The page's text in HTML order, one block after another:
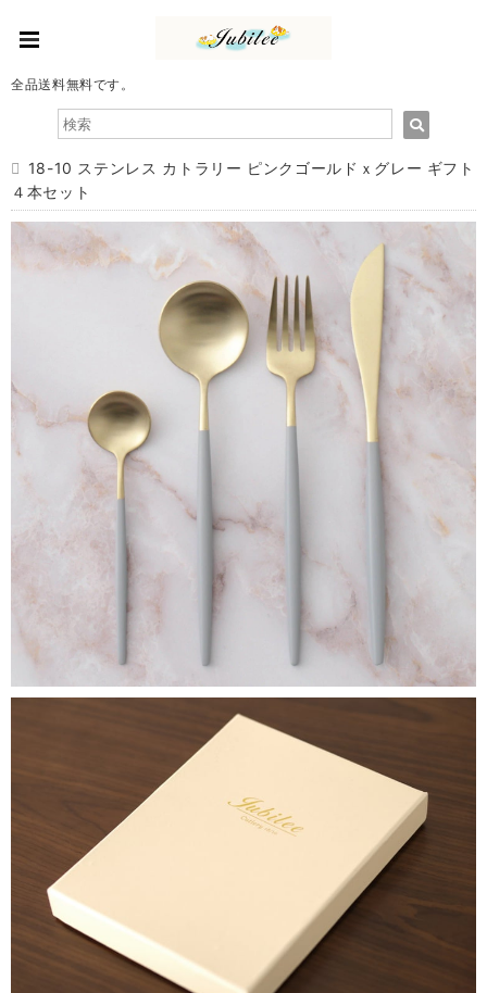
全品送料無料です。
18-10 ステンレス カトラリー ピンクゴールドｘグレー ギフト
４本セット